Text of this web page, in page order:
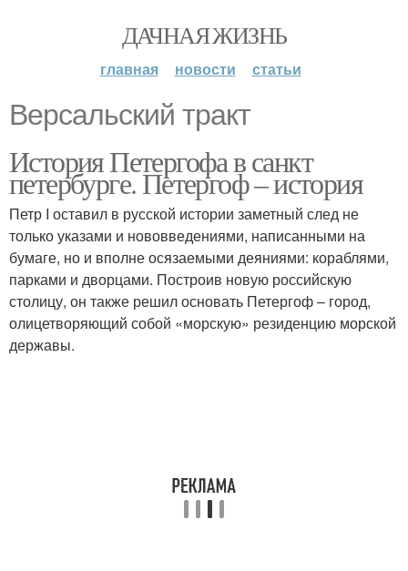
ДАЧНАЯ ЖИЗНЬ
главная новости статьи
Версальский тракт
История Петергофа в санкт
петербурге. Петергоф – история
Петр I оставил в русской истории заметный след не
только указами и нововведениями, написанными на
бумаге, но и вполне осязаемыми деяниями: кораблями,
парками и дворцами. Построив новую российскую
столицу, он также решил основать Петергоф – город,
олицетворяющий собой «морскую» резиденцию морской
державы.